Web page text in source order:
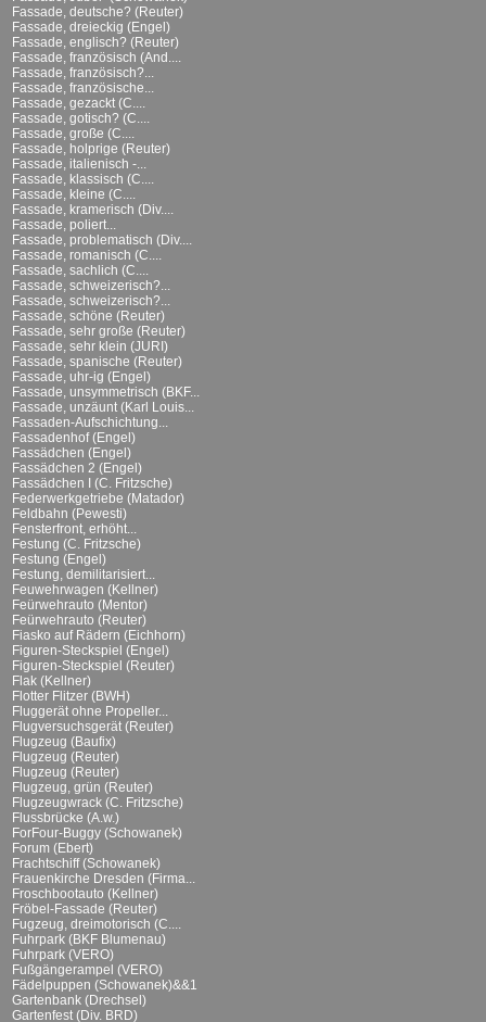
Fassade, deutsche? (Reuter)
Fassade, dreieckig (Engel)
Fassade, englisch? (Reuter)
Fassade, französisch (And....
Fassade, französisch?...
Fassade, französische...
Fassade, gezackt (C....
Fassade, gotisch? (C....
Fassade, große (C....
Fassade, holprige (Reuter)
Fassade, italienisch -...
Fassade, klassisch (C....
Fassade, kleine (C....
Fassade, kramerisch (Div....
Fassade, poliert...
Fassade, problematisch (Div....
Fassade, romanisch (C....
Fassade, sachlich (C....
Fassade, schweizerisch?...
Fassade, schweizerisch?...
Fassade, schöne (Reuter)
Fassade, sehr große (Reuter)
Fassade, sehr klein (JURI)
Fassade, spanische (Reuter)
Fassade, uhr-ig (Engel)
Fassade, unsymmetrisch (BKF...
Fassade, unzäunt (Karl Louis...
Fassaden-Aufschichtung...
Fassadenhof (Engel)
Fassädchen (Engel)
Fassädchen 2 (Engel)
Fassädchen I (C. Fritzsche)
Federwerkgetriebe (Matador)
Feldbahn (Pewesti)
Fensterfront, erhöht...
Festung (C. Fritzsche)
Festung (Engel)
Festung, demilitarisiert...
Feuwehrwagen (Kellner)
Feürwehrauto (Mentor)
Feürwehrauto (Reuter)
Fiasko auf Rädern (Eichhorn)
Figuren-Steckspiel (Engel)
Figuren-Steckspiel (Reuter)
Flak (Kellner)
Flotter Flitzer (BWH)
Fluggerät ohne Propeller...
Flugversuchsgerät (Reuter)
Flugzeug (Baufix)
Flugzeug (Reuter)
Flugzeug (Reuter)
Flugzeug, grün (Reuter)
Flugzeugwrack (C. Fritzsche)
Flussbrücke (A.w.)
ForFour-Buggy (Schowanek)
Forum (Ebert)
Frachtschiff (Schowanek)
Frauenkirche Dresden (Firma...
Froschbootauto (Kellner)
Fröbel-Fassade (Reuter)
Fugzeug, dreimotorisch (C....
Fuhrpark (BKF Blumenau)
Fuhrpark (VERO)
Fußgängerampel (VERO)
Fädelpuppen (Schowanek)&&1
Gartenbank (Drechsel)
Gartenfest (Div. BRD)